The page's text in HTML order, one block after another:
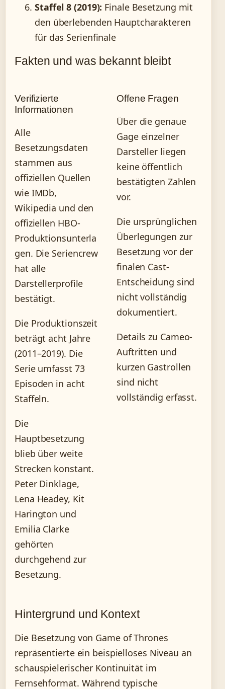
Staffel 8 (2019): Finale Besetzung mit
den überlebenden Hauptcharakteren
für das Serienfinale
Fakten und was bekannt bleibt
Verifizierte
Informationen
Alle
Besetzungsdaten
stammen aus
offiziellen Quellen
wie IMDb,
Wikipedia und den
offiziellen HBO-
Produktionsunterla
gen. Die Seriencrew
hat alle
Darstellerprofile
bestätigt.
Die Produktionszeit
beträgt acht Jahre
(2011–2019). Die
Serie umfasst 73
Episoden in acht
Staffeln.
Die
Hauptbesetzung
blieb über weite
Strecken konstant.
Peter Dinklage,
Lena Headey, Kit
Harington und
Emilia Clarke
gehörten
durchgehend zur
Besetzung.
Offene Fragen
Über die genaue
Gage einzelner
Darsteller liegen
keine öffentlich
bestätigten Zahlen
vor.
Die ursprünglichen
Überlegungen zur
Besetzung vor der
finalen Cast-
Entscheidung sind
nicht vollständig
dokumentiert.
Details zu Cameo-
Auftritten und
kurzen Gastrollen
sind nicht
vollständig erfasst.
Hintergrund und Kontext
Die Besetzung von Game of Thrones
repräsentierte ein beispielloses Niveau an
schauspielerischer Kontinuität im
Fernsehformat. Während typische